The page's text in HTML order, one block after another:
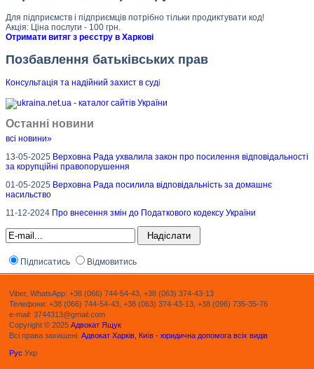
Для підприємств і підприємців потрібно тільки продиктувати код!
Акція: Ціна послуги - 100 грн.
Отримати витяг з реєстру в Харкові
Позбавлення батьківських прав
Консультація та надійний захист в суді
Останні новини
всі новини»
13-05-2025 Верховна Рада ухвалила закон про посилення відповідальності
за корупційні правопорушення
01-05-2025 Верховна Рада посилила відповідальність за домашнє
насильство
11-12-2024 Про внесення змін до Податкового кодексу України
Підписатись Відмовитись
Viber, WhatsApp: +38 (066) 744-54-43, +38 (063) 374-43-13
Телефони: +38 (066) 744-54-43, +38 (063) 374-43-13, +38 (096) 735-35-76
e-mail: 3744313@gmail.com
Copyright © 2025 Адвокат Ящук
Всі права захищені. Адвокат Харків, Київ - юридична допомога всіх видів
Рус Укр